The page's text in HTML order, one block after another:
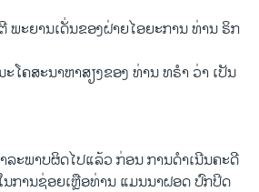
ພະຍານເດັ່ນຂອງຝ່າຍໄອຍະການ ທ່ານ ຣິກ
ໂຄສະນາຫາສຽງຂອງ ທ່ານ ທຣຳ ວ່າ ເປັນ
ລະພາບຜິດໄປແລ້ວ ກ່ອນ ການດຳເນີນຄະດີ
ການຊ່ອຍເຫຼືອທ່ານ ແມນນາຝອດ ປົກປິດ